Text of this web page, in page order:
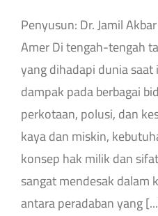
Penyusun: Dr. Jamil
Amer Di tengah-tengah
yang dihadapi dunia
dampak pada berbagai
perkotaan, polusi, dan
kaya dan miskin,
konsep hak milik dan
sangat mendesak dalam
antara peradaban yang